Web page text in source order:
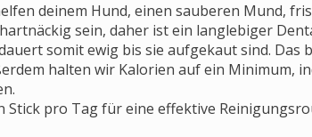
deinem Hund, einen sauberen Mund,
sein, daher ist ein langlebiger
somit ewig bis sie aufgekaut sind. Das
halten wir Kalorien auf ein Minimum,
Stick pro Tag für eine effektive